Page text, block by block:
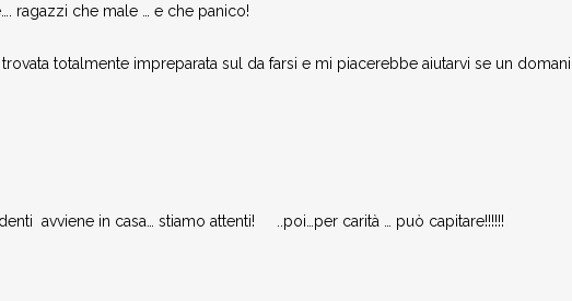
ragazzi che male … e che panico!
totalmente impreparata sul da farsi e mi piacerebbe aiutarvi se un
avviene in casa… stiamo attenti! ..poi…per carità … può capitare!!!!!!